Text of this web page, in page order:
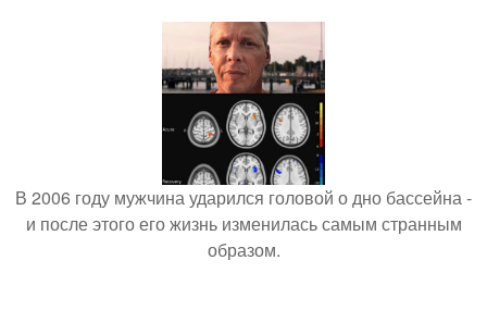
В 2006 году мужчина ударился головой о дно бассейна -
и после этого его жизнь изменилась самым странным
образом.